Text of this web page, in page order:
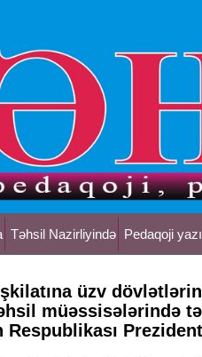
Təhsil Nazirliyində Pedaqoji
üzv
müəssisələrində
Respublikası